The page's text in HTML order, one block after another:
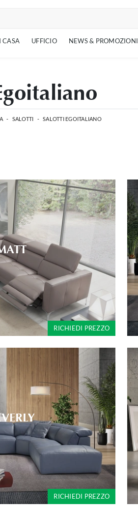
CASA UFFICIO NEWS & PROMOZIONI
- SALOTTI - SALOTTI EGOITALIANO
RICHIEDI PREZZO
RICHIEDI PREZZO